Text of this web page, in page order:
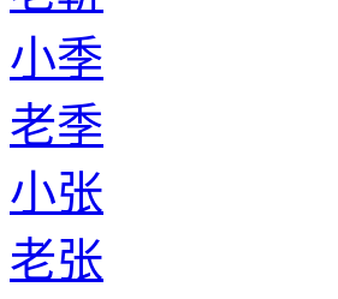
小季
老季
小张
老张